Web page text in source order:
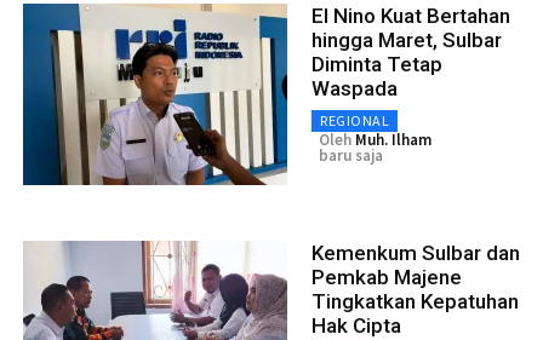
El Nino Kuat Bertahan
hingga Maret, Sulbar
Diminta Tetap
Waspada
REGIONAL
Oleh Muh. Ilham
baru saja
Kemenkum Sulbar dan
Pemkab Majene
Tingkatkan Kepatuhan
Hak Cipta